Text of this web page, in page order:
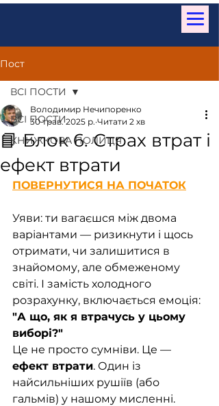
Пост
ВСІ ПОСТИ
КНИЖКОВА ПОЛИЦЯ
ВСІ ПОСТИ
📘 Блок 6. Страх втрат і
ефект втрати
Володимир Нечипоренко
30 трав. 2025 р. Читати 2 хв
ПОВЕРНУТИСЯ НА ПОЧАТОК
Уяви: ти вагаєшся між двома
варіантами — ризикнути і щось
отримати, чи залишитися в
знайомому, але обмеженому
світі. І замість холодного
розрахунку, включається емоція:
"А що, як я втрачусь у цьому
виборі?"
Це не просто сумніви. Це —
ефект втрати. Один із
найсильніших рушіїв (або
гальмів) у нашому мисленні.